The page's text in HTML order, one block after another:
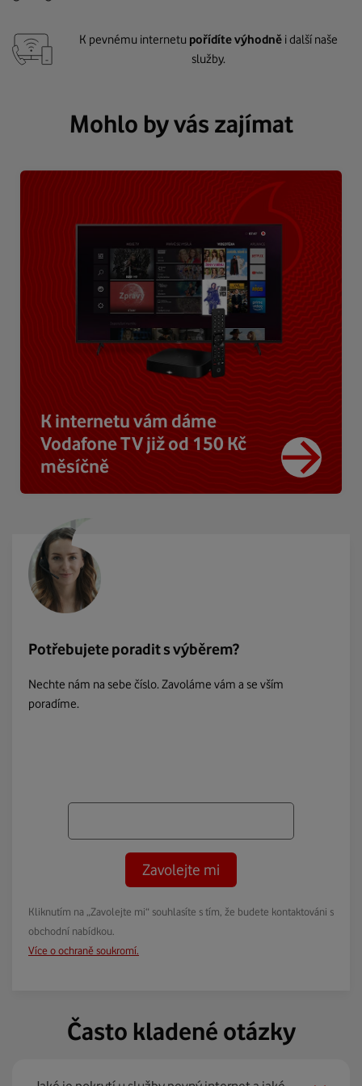
K pevnému internetu pořídíte výhodně i další naše
služby.
Mohlo by vás zajímat
K internetu vám dáme
Vodafone TV již od 150 Kč
měsíčně
Potřebujete poradit s výběrem?
Nechte nám na sebe číslo. Zavoláme vám a se vším
poradíme.
Zavolejte mi
Kliknutím na „Zavolejte mi“ souhlasíte s tím, že budete kontaktováni s
obchodní nabídkou.
Více o ochraně soukromí.
Často kladené otázky